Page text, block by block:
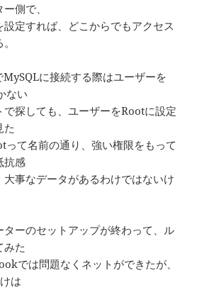
側で、
定すれば、どこからでもアクセス
に接続する際はユーザーを
ない
で探しても、ユーザーをRootに設定
た
って名前の通り、強い権限をもって
抗感
事なデータがあるわけではないけ
ターのセットアップが終わって、ル
みた
では問題なくネットができたが、
は